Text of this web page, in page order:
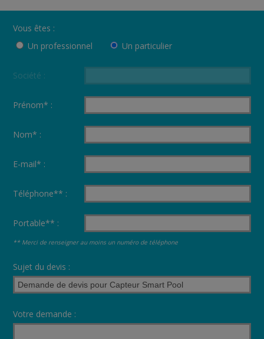
Vous êtes :
Un professionnel
Un particulier
Société :
Prénom* :
Nom* :
E-mail* :
Téléphone** :
Portable** :
** Merci de renseigner au moins un numéro de téléphone
Sujet du devis :
Votre demande :